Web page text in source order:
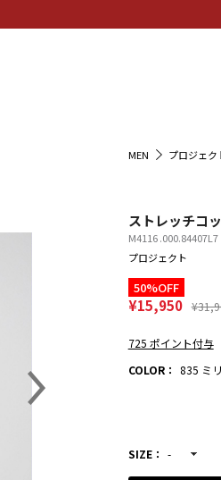
MEN プロジェク
ストレッチコ
M4116 .000.84407L7
プロジェクト
50%OFF
¥15,950
725 ポイント付与
COLOR： 835 ミ
SIZE： -